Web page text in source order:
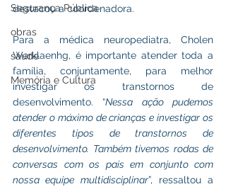
Segurança Pública
obras
saude
Memória e Cultura
destacou a coordenadora.
Para a médica neuropediatra, Cholen
Werklaenhg, é importante atender toda a
família, conjuntamente, para melhor
investigar os transtornos de
desenvolvimento. “Nessa ação pudemos
atender o máximo de crianças e investigar os
diferentes tipos de transtornos de
desenvolvimento. Também tivemos rodas de
conversas com os pais em conjunto com
nossa equipe multidisciplinar”, ressaltou a